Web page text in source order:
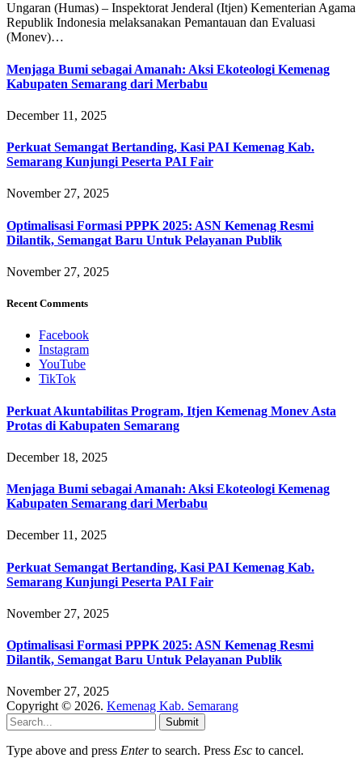
Ungaran (Humas) – Inspektorat Jenderal (Itjen) Kementerian Agama
Republik Indonesia melaksanakan Pemantauan dan Evaluasi
(Monev)…
Menjaga Bumi sebagai Amanah: Aksi Ekoteologi Kemenag
Kabupaten Semarang dari Merbabu
December 11, 2025
Perkuat Semangat Bertanding, Kasi PAI Kemenag Kab.
Semarang Kunjungi Peserta PAI Fair
November 27, 2025
Optimalisasi Formasi PPPK 2025: ASN Kemenag Resmi
Dilantik, Semangat Baru Untuk Pelayanan Publik
November 27, 2025
Recent Comments
Facebook
Instagram
YouTube
TikTok
Perkuat Akuntabilitas Program, Itjen Kemenag Monev Asta
Protas di Kabupaten Semarang
December 18, 2025
Menjaga Bumi sebagai Amanah: Aksi Ekoteologi Kemenag
Kabupaten Semarang dari Merbabu
December 11, 2025
Perkuat Semangat Bertanding, Kasi PAI Kemenag Kab.
Semarang Kunjungi Peserta PAI Fair
November 27, 2025
Optimalisasi Formasi PPPK 2025: ASN Kemenag Resmi
Dilantik, Semangat Baru Untuk Pelayanan Publik
November 27, 2025
Copyright © 2026. Kemenag Kab. Semarang
Submit
Type above and press Enterto search. Press Esc to cancel.